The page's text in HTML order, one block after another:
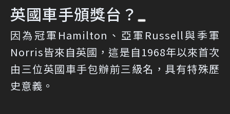
英國車手頒獎台？
因為冠軍Hamilton、亞軍Russell與季軍
Norris皆來自英國，這是自1968年以來首次
由三位英國車手包辦前三級名，具有特殊歷
史意義。